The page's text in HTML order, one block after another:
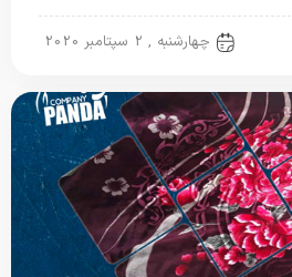
چهارشنبه , 2 سپتامبر 2020